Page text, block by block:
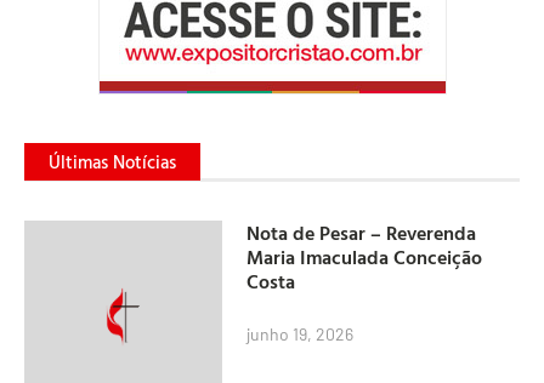
Últimas Notícias
Nota de Pesar – Reverenda
Maria Imaculada Conceição
Costa
junho 19, 2026